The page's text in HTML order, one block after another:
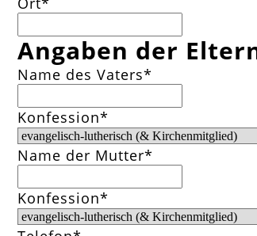
Angaben der
Pflichtfeld
Name des Vaters*
Pflichtfeld
Konfession*
Pflichtfeld
Name der Mutter*
Pflichtfeld
Konfession*